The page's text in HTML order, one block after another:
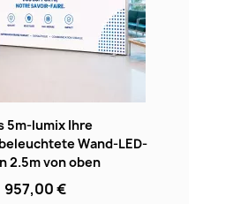
5m-lumix Ihre
Wand-LED-
2.5m von oben
957,00 €